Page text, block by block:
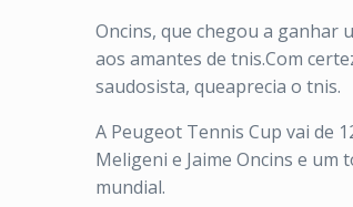
Oncins, que chegou a ganhar
aos amantes de tnis.Com
saudosista, queaprecia o tnis.
A Peugeot Tennis Cup vai de
Meligeni e Jaime Oncins e
mundial.